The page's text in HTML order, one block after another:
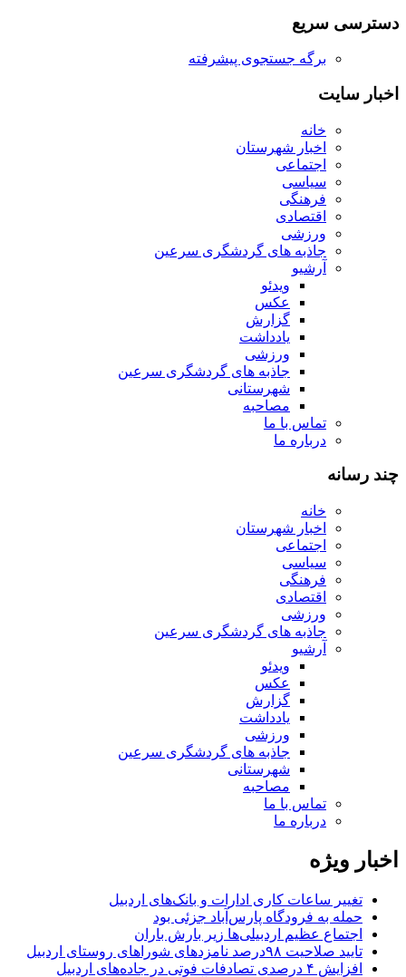
دسترسی سریع
برگه جستجوی پیشرفته
اخبار سایت
خانه
اخبار شهرستان
اجتماعی
سیاسی
فرهنگی
اقتصادی
ورزشی
جاذبه های گردشگری سرعین
آرشیو
ویدئو
عکس
گزارش
یادداشت
ورزشی
جاذبه های گردشگری سرعین
شهرستانی
مصاحبه
تماس با ما
درباره ما
چند رسانه
خانه
اخبار شهرستان
اجتماعی
سیاسی
فرهنگی
اقتصادی
ورزشی
جاذبه های گردشگری سرعین
آرشیو
ویدئو
عکس
گزارش
یادداشت
ورزشی
جاذبه های گردشگری سرعین
شهرستانی
مصاحبه
تماس با ما
درباره ما
اخبار ویژه
تغییر ساعات کاری ادارات و بانک‌های اردبیل
حمله به فرودگاه پارس‌‌آباد جزئی بود
اجتماع عظیم اردبیلی‌ها زیر بارش باران
تایید صلاحیت ۹۸درصد نامزدهای شوراهای روستای اردبیل
افزایش ۴ درصدی تصادفات فوتی در جاده‌های اردبیل